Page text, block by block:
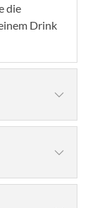
die
Drink